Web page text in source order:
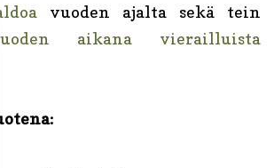
vuoden ajalta sekä tein
aikana vierailluista